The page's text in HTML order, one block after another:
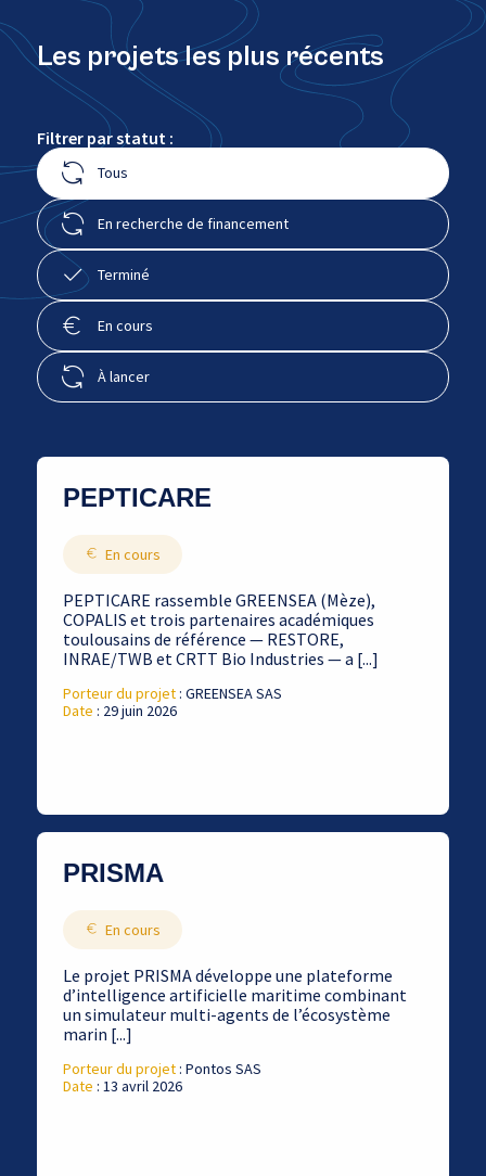
Les projets les plus récents
Filtrer par statut :
Tous
En recherche de financement
Terminé
En cours
À lancer
PEPTICARE
En cours
PEPTICARE rassemble GREENSEA (Mèze),
COPALIS et trois partenaires académiques
toulousains de référence — RESTORE,
INRAE/TWB et CRTT Bio Industries — a [...]
Porteur du projet: GREENSEA SAS
Date : 29 juin 2026
PRISMA
En cours
Le projet PRISMA développe une plateforme
d’intelligence artificielle maritime combinant
un simulateur multi-agents de l’écosystème
marin [...]
Porteur du projet: Pontos SAS
Date : 13 avril 2026